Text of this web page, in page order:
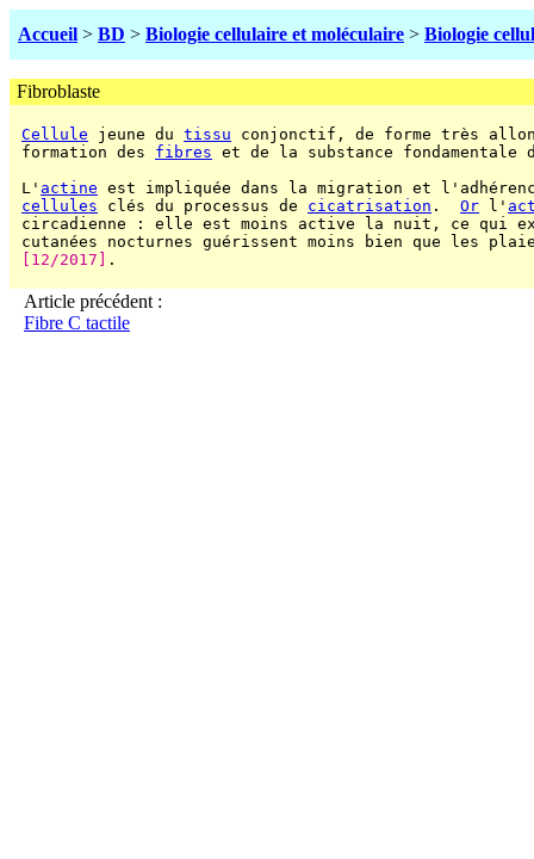
Accueil > BD > Biologie cellulaire et moléculaire > Biologie
Fibroblaste
Cellule jeune du tissu conjonctif, de forme très
formation des fibres et de la substance fondamentale
L' actine est impliquée dans la migration et
cellules clés du processus de cicatrisation . Or l'
circadienne : elle est moins active la nuit, ce qui
cutanées nocturnes guérissent moins bien que les
[12/2017]
.
Article précédent :
Fibre C tactile